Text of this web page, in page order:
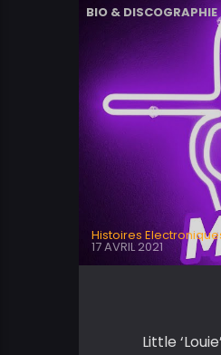
BIO & DISCOGRAPHIE
Histoires
17 AVRIL 2021
Little